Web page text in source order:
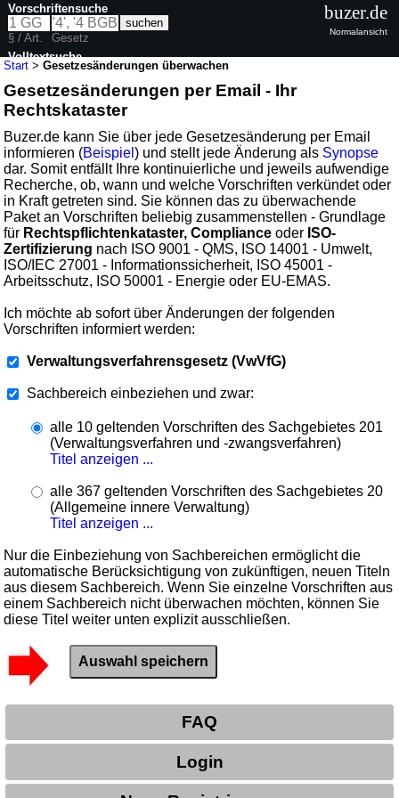
Start >Gesetzesänderungen überwachen
Gesetzesänderungen per Email - Ihr
Rechtskataster
Buzer.de kann Sie über jede Gesetzesänderung per Email
informieren (Beispiel) und stellt jede Änderung als Synopse
dar. Somit entfällt Ihre kontinuierliche und jeweils aufwendige
Recherche, ob, wann und welche Vorschriften verkündet oder
in Kraft getreten sind. Sie können das zu überwachende
Paket an Vorschriften beliebig zusammenstellen - Grundlage
für Rechtspflichtenkataster, Compliance oder ISO-
Zertifizierung nach ISO 9001 - QMS, ISO 14001 - Umwelt,
ISO/IEC 27001 - Informationssicherheit, ISO 45001 -
Arbeitsschutz, ISO 50001 - Energie oder EU-EMAS.
Ich möchte ab sofort über Änderungen der folgenden
Vorschriften informiert werden:
Verwaltungsverfahrensgesetz (VwVfG)
Sachbereich einbeziehen und zwar:
alle 10 geltenden Vorschriften des Sachgebietes 201
(Verwaltungsverfahren und -zwangsverfahren)
Titel anzeigen ...
alle 367 geltenden Vorschriften des Sachgebietes 20
(Allgemeine innere Verwaltung)
Titel anzeigen ...
Nur die Einbeziehung von Sachbereichen ermöglicht die
automatische Berücksichtigung von zukünftigen, neuen Titeln
aus diesem Sachbereich. Wenn Sie einzelne Vorschriften aus
einem Sachbereich nicht überwachen möchten, können Sie
diese Titel weiter unten explizit ausschließen.
FAQ
Login
Vorschriftensuche
§ / Art.
Gesetz
Volltextsuche
buzer.de
Normalansicht